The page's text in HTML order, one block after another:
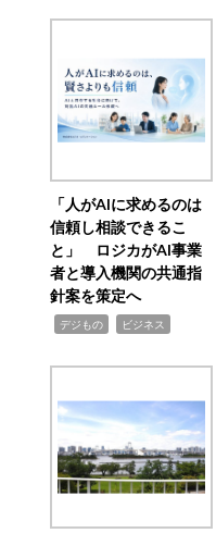
「人がAIに求めるのは
信頼し相談できるこ
と」 ロジカがAI事業
者と導入機関の共通指
針案を策定へ
デジもの ビジネス